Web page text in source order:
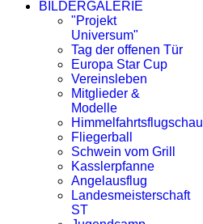
BILDERGALERIE
"Projekt
Universum"
Tag der offenen Tür
Europa Star Cup
Vereinsleben
Mitglieder &
Modelle
Himmelfahrtsflugschau
Fliegerball
Schwein vom Grill
Kasslerpfanne
Angelausflug
Landesmeisterschaft
ST